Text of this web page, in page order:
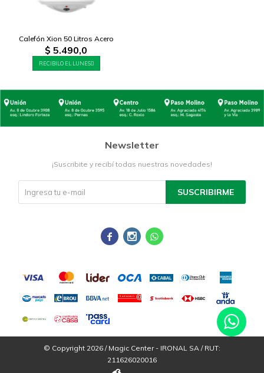
Calefón Xion 50 Litros Acero
$ 5.490,0
RECIBILO EL LUNES
Newsletter
¡Suscribite y recibí todas nuestras novedades!
SUSCRIBIRME
  
© Copyright 2026 / Magic Center - IRONAL SA / RUT:
211626020016